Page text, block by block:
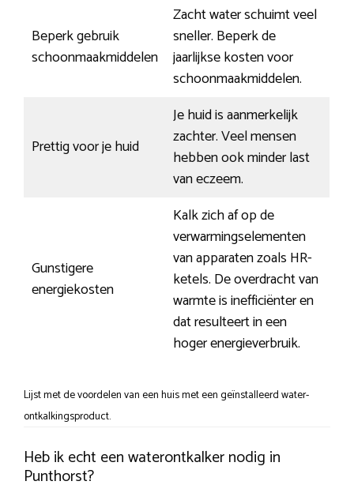
Beperk gebruik
schoonmaakmiddelen
Zacht water schuimt veel
sneller. Beperk de
jaarlijkse kosten voor
schoonmaakmiddelen.
Prettig voor je huid
Je huid is aanmerkelijk
zachter. Veel mensen
hebben ook minder last
van eczeem.
Gunstigere
energiekosten
Kalk zich af op de
verwarmingselementen
van apparaten zoals HR-
ketels. De overdracht van
warmte is inefficiënter en
dat resulteert in een
hoger energieverbruik.
Lijst met de voordelen van een huis met een geïnstalleerd water-
ontkalkingsproduct.
Heb ik echt een waterontkalker nodig in
Punthorst?